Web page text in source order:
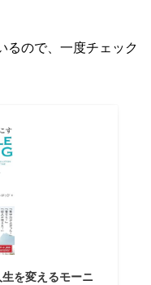
るので、一度チェック
を変えるモーニ